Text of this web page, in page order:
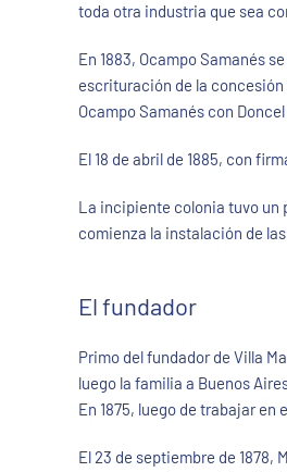
toda otra industria que sea
En 1883, Ocampo Samanés
escrituración de la
Ocampo Samanés con
El 18 de abril de 1885, con
La incipiente colonia tuvo un
comienza la instalación de
El fundador
Primo del fundador de Villa
luego la familia a Buenos
En 1875, luego de trabajar en
El 23 de septiembre de 1878,